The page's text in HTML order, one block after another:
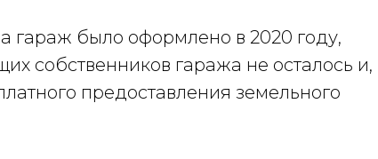
гараж было оформлено в 2020 году,
собственников гаража не осталось и,
предоставления земельного